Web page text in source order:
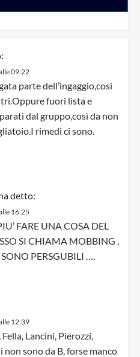
09:22
parte dell’ingaggio,così
fuori lista e
dal gruppo,così da non
rimedi ci sono.
detto:
16:25
FARE UNA COSA DEL
SI CHIAMA MOBBING ,
PERSGUBILI ….
12:39
Lancini, Pierozzi,
non sono da B, forse manco